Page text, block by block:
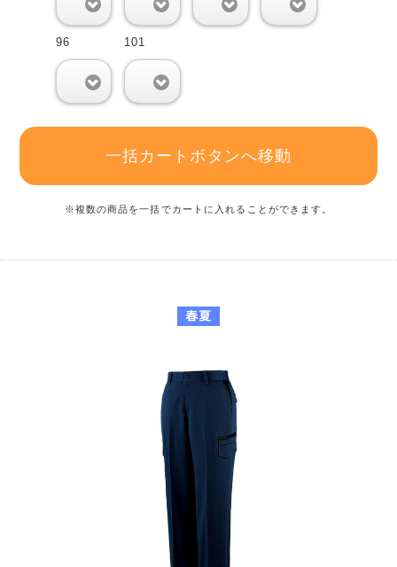
96 101
一括カートボタンへ移動
※複数の商品を一括でカートに入れることができます。